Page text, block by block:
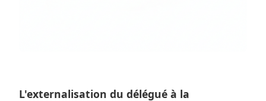
L'externalisation du délégué à la